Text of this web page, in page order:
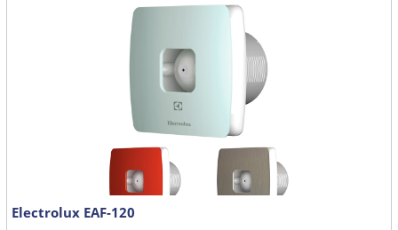
Electrolux EAF-120